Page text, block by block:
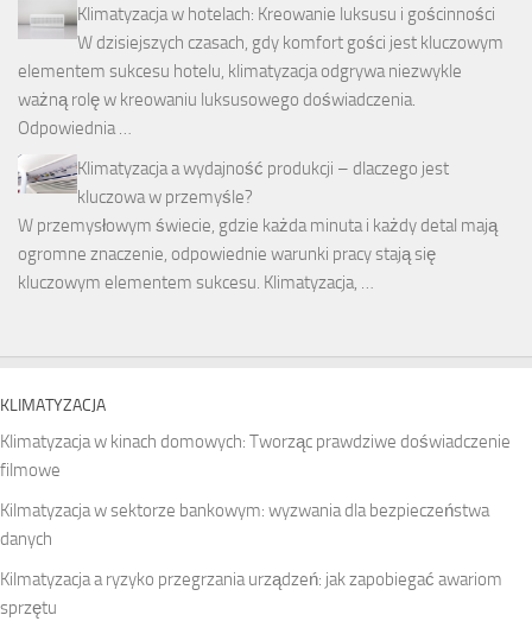
Klimatyzacja w hotelach: Kreowanie luksusu i gościnności
W dzisiejszych czasach, gdy komfort gości jest kluczowym
elementem sukcesu hotelu, klimatyzacja odgrywa niezwykle
ważną rolę w kreowaniu luksusowego doświadczenia.
Odpowiednia …
Klimatyzacja a wydajność produkcji – dlaczego jest
kluczowa w przemyśle?
W przemysłowym świecie, gdzie każda minuta i każdy detal mają
ogromne znaczenie, odpowiednie warunki pracy stają się
kluczowym elementem sukcesu. Klimatyzacja, …
KLIMATYZACJA
Klimatyzacja w kinach domowych: Tworząc prawdziwe doświadczenie
filmowe
Kilmatyzacja w sektorze bankowym: wyzwania dla bezpieczeństwa
danych
Kilmatyzacja a ryzyko przegrzania urządzeń: jak zapobiegać awariom
sprzętu